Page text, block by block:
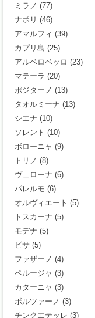
ミラノ (77)
ナポリ (46)
アマルフィ (39)
カプリ島 (25)
アルベロベッロ (23)
マテーラ (20)
ポジターノ (13)
タオルミーナ (13)
シエナ (10)
ソレント (10)
ボローニャ (9)
トリノ (8)
ヴェローナ (6)
パレルモ (6)
オルヴィエート (5)
トスカーナ (5)
モデナ (5)
ピサ (5)
ファザーノ (4)
ペルージャ (3)
カターニャ (3)
ボルツァーノ (3)
チンクエテッレ (3)